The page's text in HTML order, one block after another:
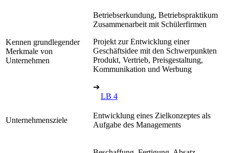
Kennen grundlegender
Merkmale von
Unternehmen
Betriebserkundung, Betriebspraktikum
Zusammenarbeit mit Schülerfirmen
Projekt zur Entwicklung einer
Geschäftsidee mit den Schwerpunkten
Produkt, Vertrieb, Preisgestaltung,
Kommunikation und Werbung
➔
LB 4
Unternehmensziele
Entwicklung eines Zielkonzeptes als
Aufgabe des Managements